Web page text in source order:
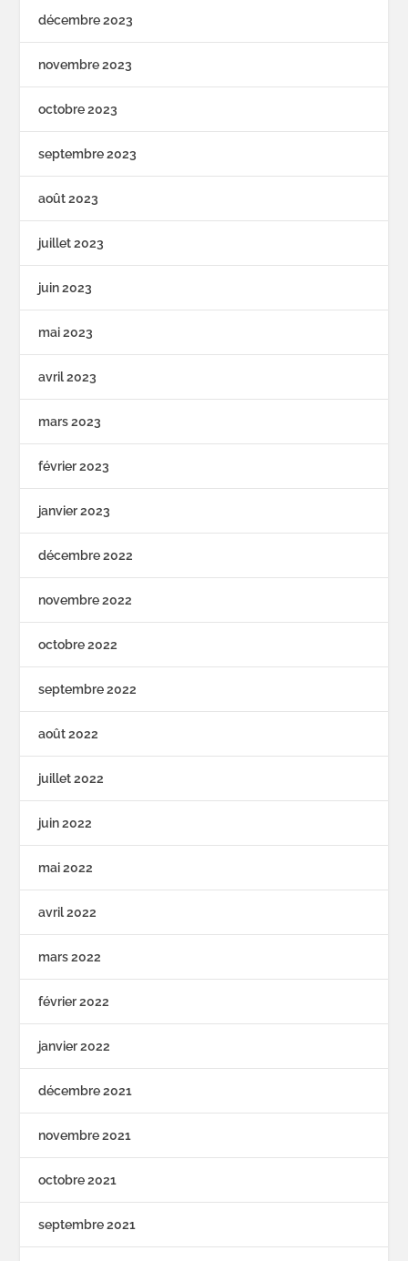
décembre 2023
novembre 2023
octobre 2023
septembre 2023
août 2023
juillet 2023
juin 2023
mai 2023
avril 2023
mars 2023
février 2023
janvier 2023
décembre 2022
novembre 2022
octobre 2022
septembre 2022
août 2022
juillet 2022
juin 2022
mai 2022
avril 2022
mars 2022
février 2022
janvier 2022
décembre 2021
novembre 2021
octobre 2021
septembre 2021